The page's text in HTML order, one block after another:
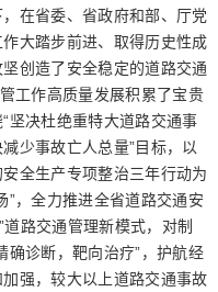
在省委、省政府和部、厅党
大踏步前进、取得历史性成
创造了安全稳定的道路交通
工作高质量发展积累了宝贵
坚决杜绝重特大道路交通事
少事故亡人总量”目标，以
全生产专项整治三年行动为
”，全力推进全省道路交通安
道路交通管理新模式，对制
确诊断，靶向治疗”，护航经
强，较大以上道路交通事故